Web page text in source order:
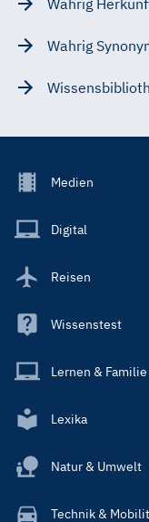
Wahrig
Footer
Main
Medien
Digital
Reisen
Wissenstest
Lernen & Familie
Lexika
Natur & Umwelt
Technik &